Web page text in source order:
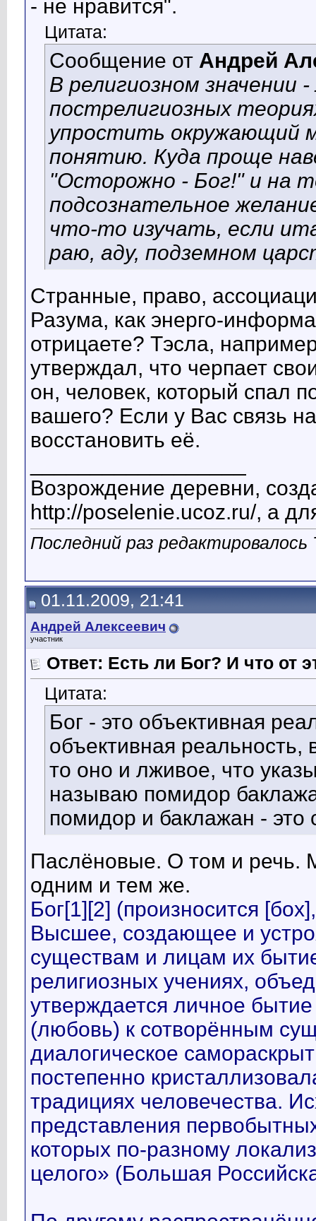
- не нравится".
Цитата:
Сообщение от Андрей
В религиозном значении
пострелигиозных
упростить окружающий
понятию. Куда проще
"Осторожно - Бог!" и на
подсознательное
что-то изучать, если
раю, аду, подземном
Странные, право,
Разума, как энерго-
отрицаете? Тэсла,
утверждал, что черпает
он, человек, который спал
вашего? Если у Вас связь
восстановить её.
Возрождение деревни,
http://poselenie.ucoz.ru/, а
Последний раз
01.11.2009, 21:41
Андрей Алексеевич
участник
Ответ: Есть ли Бог? И что от
Цитата:
Бог - это объективная
объективная реальность,
то оно и лживое, что
называю помидор
помидор и баклажан - это
Паслёновые. О том и речь.
одним и тем же.
Бог[1][2] (произносится
Высшее, создающее и
существам и лицам их
религиозных учениях,
утверждается личное
(любовь) к сотворённым
диалогическое
постепенно
традициях человечества.
представления
которых по-разному
целого» (Большая